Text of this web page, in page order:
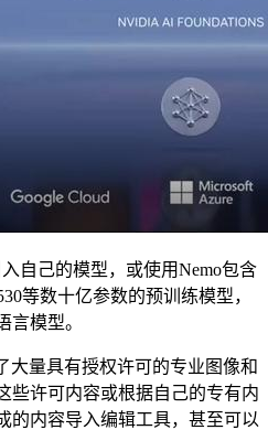
己的模型，或使用Nemo包含
等数十亿参数的预训练模型，
言模型。
量具有授权许可的专业图像和
些许可内容或根据自己的专有内
的内容导入编辑工具，甚至可以